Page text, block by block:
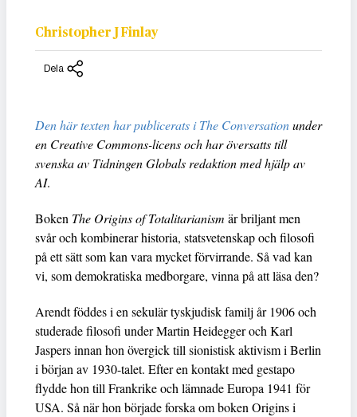
Christopher J Finlay
Dela
Den här texten har publicerats i The Conversationunder
en Creative Commons-licens och har översatts till
svenska av Tidningen Globals redaktion med hjälp av
AI.
Boken The Origins of Totalitarianism är briljant men
svår och kombinerar historia, statsvetenskap och filosofi
på ett sätt som kan vara mycket förvirrande. Så vad kan
vi, som demokratiska medborgare, vinna på att läsa den?
Arendt föddes i en sekulär tyskjudisk familj år 1906 och
studerade filosofi under Martin Heidegger och Karl
Jaspers innan hon övergick till sionistisk aktivism i Berlin
i början av 1930-talet. Efter en kontakt med gestapo
flydde hon till Frankrike och lämnade Europa 1941 för
USA. Så när hon började forska om boken Origins i